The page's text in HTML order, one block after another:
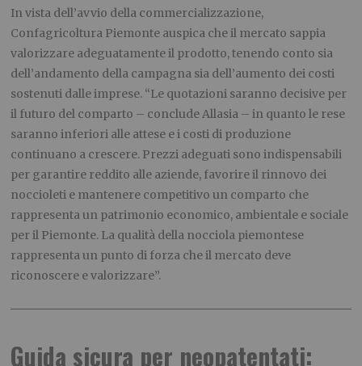
In vista dell’avvio della commercializzazione,
Confagricoltura Piemonte auspica che il mercato sappia
valorizzare adeguatamente il prodotto, tenendo conto sia
dell’andamento della campagna sia dell’aumento dei costi
sostenuti dalle imprese. “Le quotazioni saranno decisive per
il futuro del comparto – conclude Allasia – in quanto le rese
saranno inferiori alle attese e i costi di produzione
continuano a crescere. Prezzi adeguati sono indispensabili
per garantire reddito alle aziende, favorire il rinnovo dei
noccioleti e mantenere competitivo un comparto che
rappresenta un patrimonio economico, ambientale e sociale
per il Piemonte. La qualità della nocciola piemontese
rappresenta un punto di forza che il mercato deve
riconoscere e valorizzare”.
Guida sicura per neopatentati: